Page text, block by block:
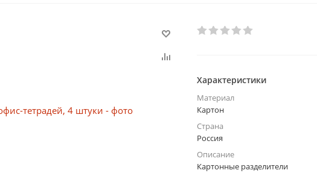
Характеристики
Материал
Картон
Страна
Россия
Описание
Картонные разделители